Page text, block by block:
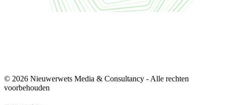
© 2026 Nieuwerwets Media & Consultancy - Alle rechten
voorbehouden